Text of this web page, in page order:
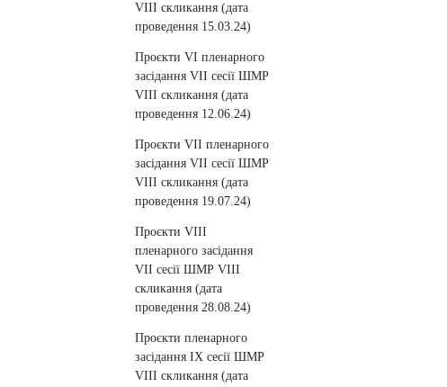
VIII cкликання (дата
проведення 15.03.24)
Проєкти VІ пленарного
засідання VII сесії ШМР
VIII cкликання (дата
проведення 12.06.24)
Проєкти VІI пленарного
засідання VII сесії ШМР
VIII cкликання (дата
проведення 19.07.24)
Проєкти VІII
пленарного засідання
VII сесії ШМР VIII
cкликання (дата
проведення 28.08.24)
Проєкти пленарного
засідання IX сесії ШМР
VIII cкликання (дата